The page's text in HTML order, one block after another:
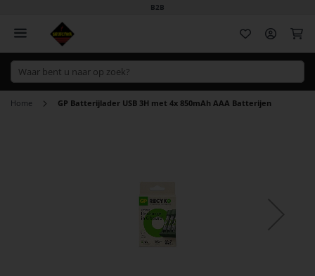
B2B
Home GP Batterijlader USB 3H met 4x 850mAh AAA Batterijen